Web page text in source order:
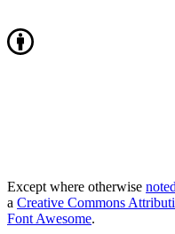
Except where otherwise noted
a Creative Commons
Font Awesome.